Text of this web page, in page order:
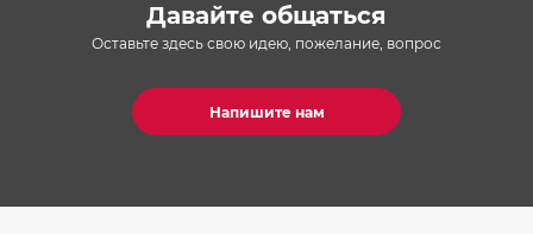
Давайте общаться
Оставьте здесь свою идею, пожелание, вопрос
Напишите нам